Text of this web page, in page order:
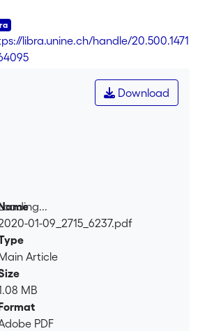
libra.unine.ch/handle/20.500.1471
Download
01-09_2715_6237.pdf
Article
MB
PDF